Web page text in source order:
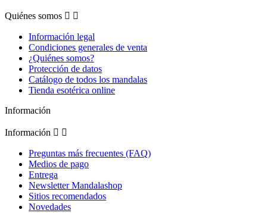
Quiénes somos  
Información legal
Condiciones generales de venta
¿Quiénes somos?
Protección de datos
Catálogo de todos los mandalas
Tienda esotérica online
Información
Información  
Preguntas más frecuentes (FAQ)
Medios de pago
Entrega
Newsletter Mandalashop
Sitios recomendados
Novedades